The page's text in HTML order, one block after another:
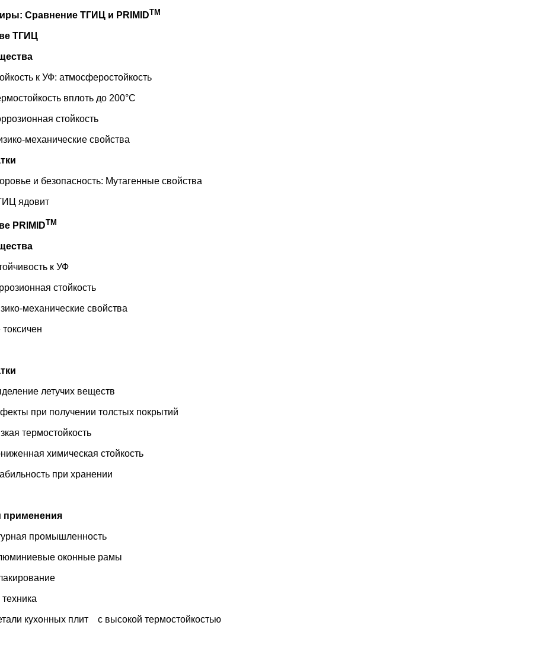
Сравнение ТГИЦ и PRIMIDTM
ТГИЦ
к УФ: атмосферостойкость
вплоть до 200°C
стойкость
механические свойства
и безопасность: Мутагенные свойства
ядовит
PRIMIDTM
к УФ
стойкость
механические свойства
летучих веществ
при получении толстых покрытий
термостойкость
химическая стойкость
при хранении
применения
промышленность
оконные рамы
кухонных плит с высокой термостойкостью